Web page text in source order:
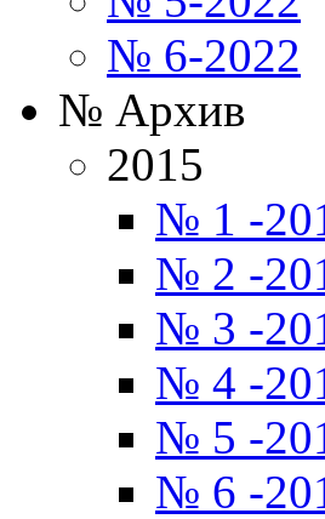
№ 6-2022
№ Архив
2015
№ 1 -
№ 2 -
№ 3 -
№ 4 -
№ 5 -
№ 6 -